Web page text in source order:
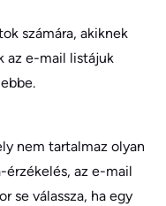
számára, akiknek
az e-mail listájuk
nem tartalmaz olyan
az e-mail
se válassza, ha egy